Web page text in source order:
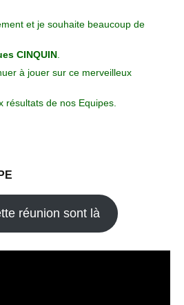
et je souhaite beaucoup de
CINQUIN
à jouer sur ce merveilleux
résultats de nos Equipes.
réunion sont là